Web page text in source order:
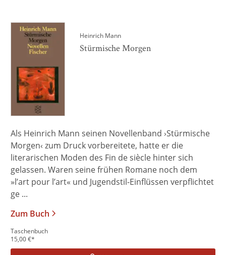
Heinrich Mann
Stürmische Morgen
Als Heinrich Mann seinen Novellenband ›Stürmische
Morgen‹ zum Druck vorbereitete, hatte er die
literarischen Moden des Fin de siècle hinter sich
gelassen. Waren seine frühen Romane noch dem
»l’art pour l’art« und Jugendstil-Einflüssen verpflichtet
ge ...
Zum Buch
Taschenbuch
15,00€*